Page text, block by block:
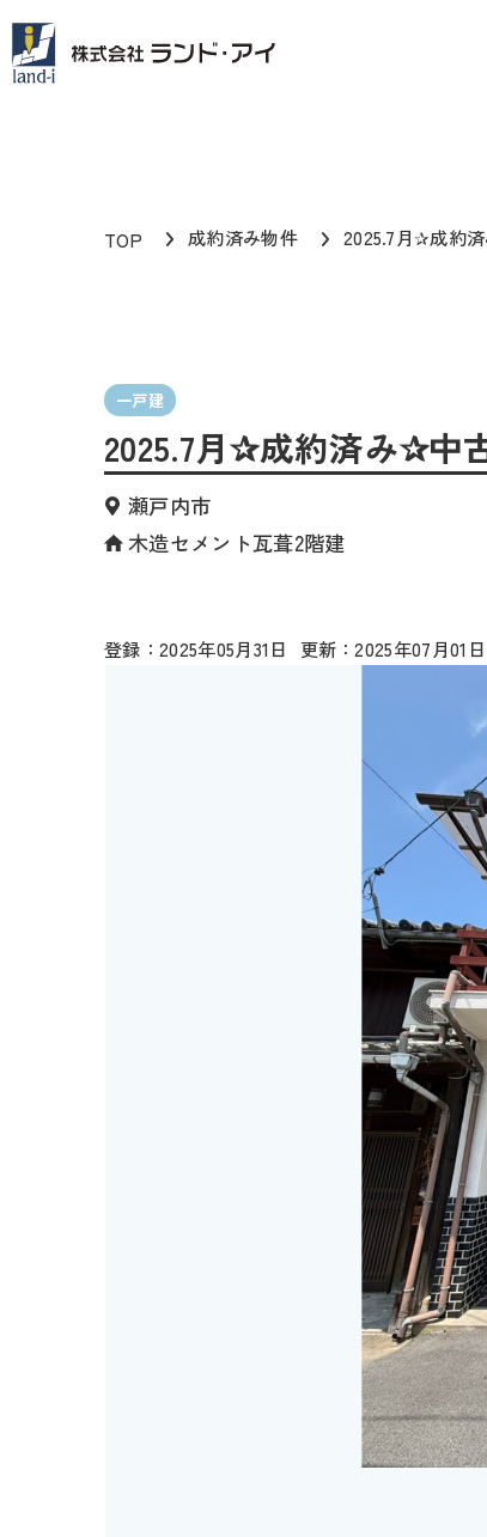
TOP 成約済み物件 2025.7月✰成約
一戸建
2025.7月✰成約済み✰中
瀬戸内市
木造セメント瓦葺2階建
2025年05月31日 2025年07月01日